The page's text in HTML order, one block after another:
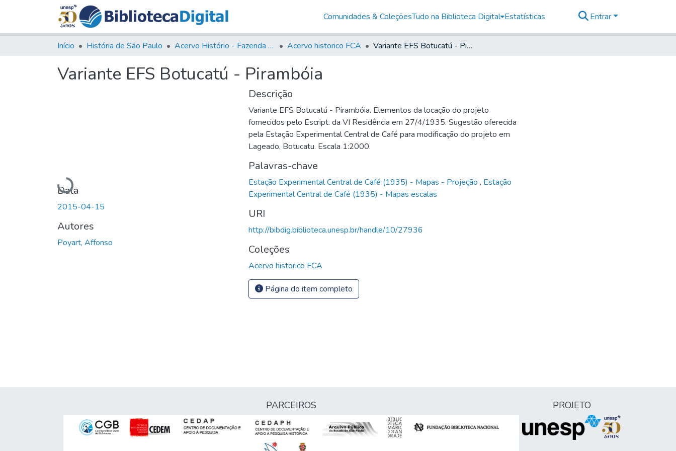
Comunidades & ColeçõesTudo na Biblioteca Digital Estatísticas Entrar
Início História de São Paulo Acervo Histório - Fazenda Lageado Acervo historico FCA Variante EFS Botucatú - Pirambóia
Variante EFS Botucatú - Pirambóia
Carregando...
Data
2015-04-15
Autores
Poyart, Affonso
Descrição
Variante EFS Botucatú - Pirambóia. Elementos da locação do projeto
fornecidos pelo Escript. da VI Residência em 27/4/1935. Sugestão oferecida
pela Estação Experimental Central de Café para modificação do projeto em
Lageado, Botucatu. Escala 1:2000.
Palavras-chave
Estação Experimental Central de Café (1935) - Mapas - Projeção , Estação
Experimental Central de Café (1935) - Mapas escalas
URI
http://bibdig.biblioteca.unesp.br/handle/10/27936
Coleções
Acervo historico FCA
Página do item completo
PARCEIROS PROJETO